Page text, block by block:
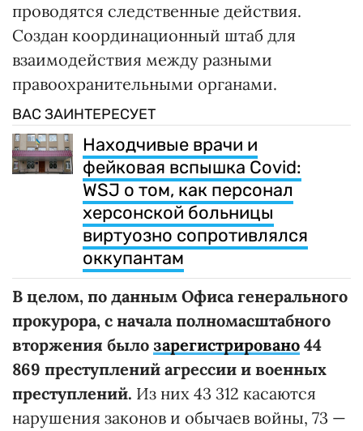
проводятся следственные действия.
Создан координационный штаб для
взаимодействия между разными
правоохранительными органами.
ВАС ЗАИНТЕРЕСУЕТ
Находчивые врачи и
фейковая вспышка Covid:
WSJ о том, как персонал
херсонской больницы
виртуозно сопротивлялся
оккупантам
В целом, по данным Офиса генерального
прокурора, с начала полномасштабного
вторжения было зарегистрировано 44
869 преступлений агрессии и военных
преступлений. Из них 43 312 касаются
нарушения законов и обычаев войны, 73 —